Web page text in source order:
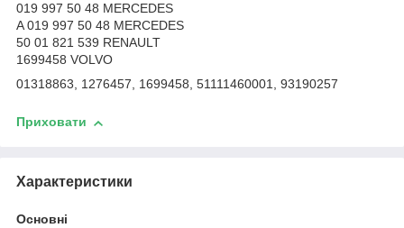
019 997 50 48 MERCEDES
A 019 997 50 48 MERCEDES
50 01 821 539 RENAULT
1699458 VOLVO
01318863, 1276457, 1699458, 51111460001, 93190257
Приховати
Характеристики
Основні